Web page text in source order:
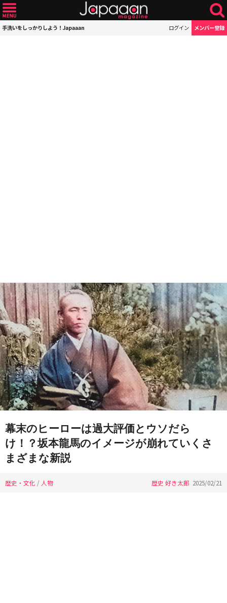
手洗いをしっかりしよう！Japaaan ログイン メンバー登録
幕末のヒーローは過大評価とウソだら
け！？坂本龍馬のイメージが崩れていくさ
まざまな新説
歴史・文化 / 人物 歴史 好き太郎 2025/02/21